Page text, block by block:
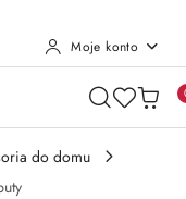
Moje konto
do domu